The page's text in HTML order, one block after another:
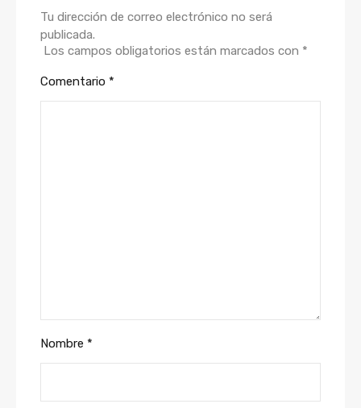
Tu dirección de correo electrónico no será
publicada.
Los campos obligatorios están marcados con *
Comentario *
Nombre *